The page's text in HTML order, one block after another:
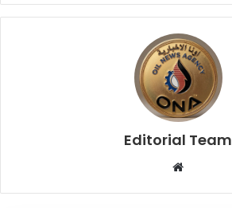
Editorial Team